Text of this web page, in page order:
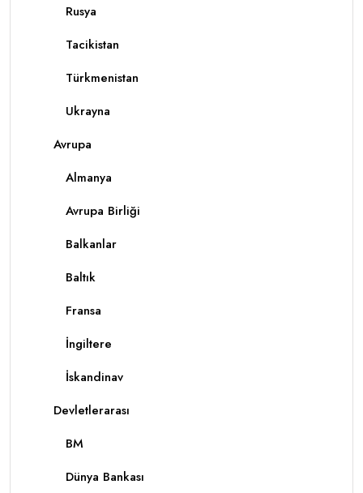
Rusya
Tacikistan
Türkmenistan
Ukrayna
Avrupa
Almanya
Avrupa Birliği
Balkanlar
Baltık
Fransa
İngiltere
İskandinav
Devletlerarası
BM
Dünya Bankası